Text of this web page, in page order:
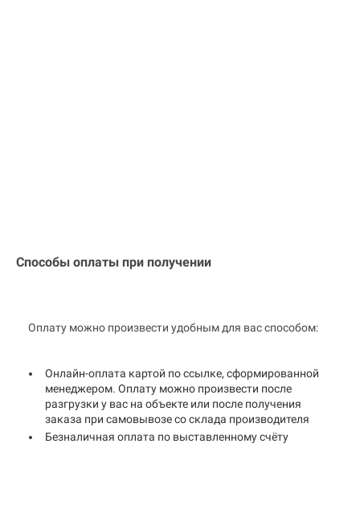
Способы оплаты при получении
Оплату можно произвести удобным для вас способом:
Онлайн-оплата картой по ссылке, сформированной
менеджером. Оплату можно произвести после
разгрузки у вас на объекте или после получения
заказа при самовывозе со склада производителя
Безналичная оплата по выставленному счёту